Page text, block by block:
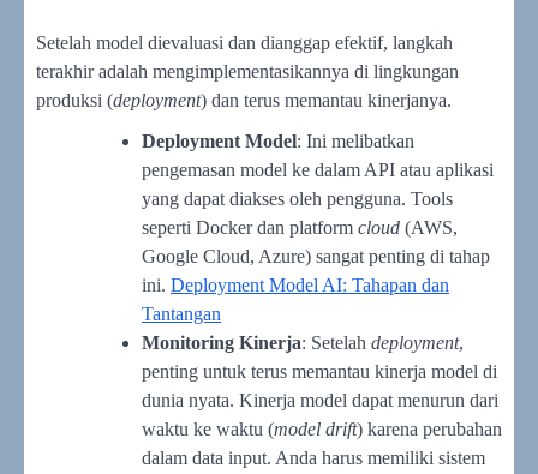
Setelah model dievaluasi dan dianggap efektif, langkah
terakhir adalah mengimplementasikannya di lingkungan
produksi (deployment) dan terus memantau kinerjanya.
Deployment Model: Ini melibatkan
pengemasan model ke dalam API atau aplikasi
yang dapat diakses oleh pengguna. Tools
seperti Docker dan platform cloud (AWS,
Google Cloud, Azure) sangat penting di tahap
ini. Deployment Model AI: Tahapan dan
Tantangan
Monitoring Kinerja: Setelah deployment,
penting untuk terus memantau kinerja model di
dunia nyata. Kinerja model dapat menurun dari
waktu ke waktu (model drift) karena perubahan
dalam data input. Anda harus memiliki sistem